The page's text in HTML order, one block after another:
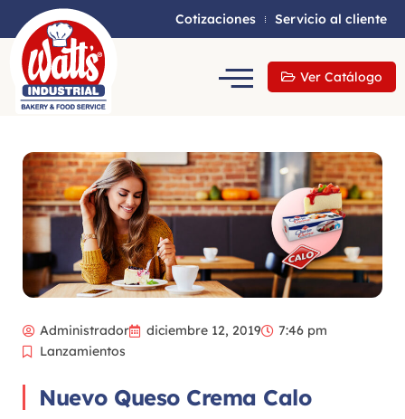
Cotizaciones Servicio al cliente
Ver Catálogo
Administrador diciembre 12, 2019
7:46 pm
Lanzamientos
Nuevo Queso Crema Calo